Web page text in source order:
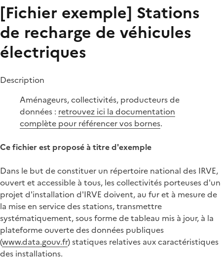
[Fichier exemple] Stations
de recharge de véhicules
électriques
Description
Aménageurs, collectivités, producteurs de
données : retrouvez ici la documentation
complète pour référencer vos bornes.
Ce fichier est proposé à titre d'exemple
Dans le but de constituer un répertoire national des IRVE,
ouvert et accessible à tous, les collectivités porteuses d'un
projet d'installation d'IRVE doivent, au fur et à mesure de
la mise en service des stations, transmettre
systématiquement, sous forme de tableau mis à jour, à la
plateforme ouverte des données publiques
(www.data.gouv.fr) statiques relatives aux caractéristiques
des installations.